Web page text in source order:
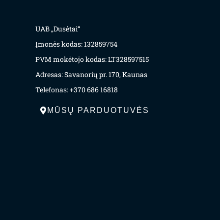
UAB „Dusėtai“
Įmonės kodas: 132859754
PVM mokėtojo kodas: LT328597515
Adresas: Savanorių pr. 170, Kaunas
Telefonas: +370 686 16818
MŪSŲ PARDUOTUVĖS